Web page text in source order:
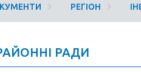
РЕГІОН
РАДИ